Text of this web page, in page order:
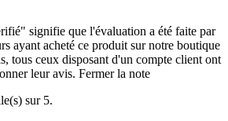
signifie que l'évaluation a été faite par
ayant acheté ce produit sur notre boutique
tous ceux disposant d'un compte client ont
leur avis. Fermer la note
sur 5.